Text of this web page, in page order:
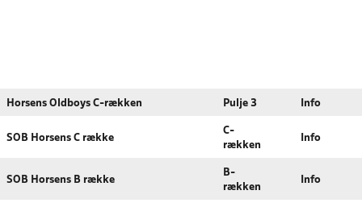
Horsens Oldboys C-rækken Pulje 3 Info
SOB Horsens C række
C-
rækken
Info
SOB Horsens B række
B-
rækken
Info